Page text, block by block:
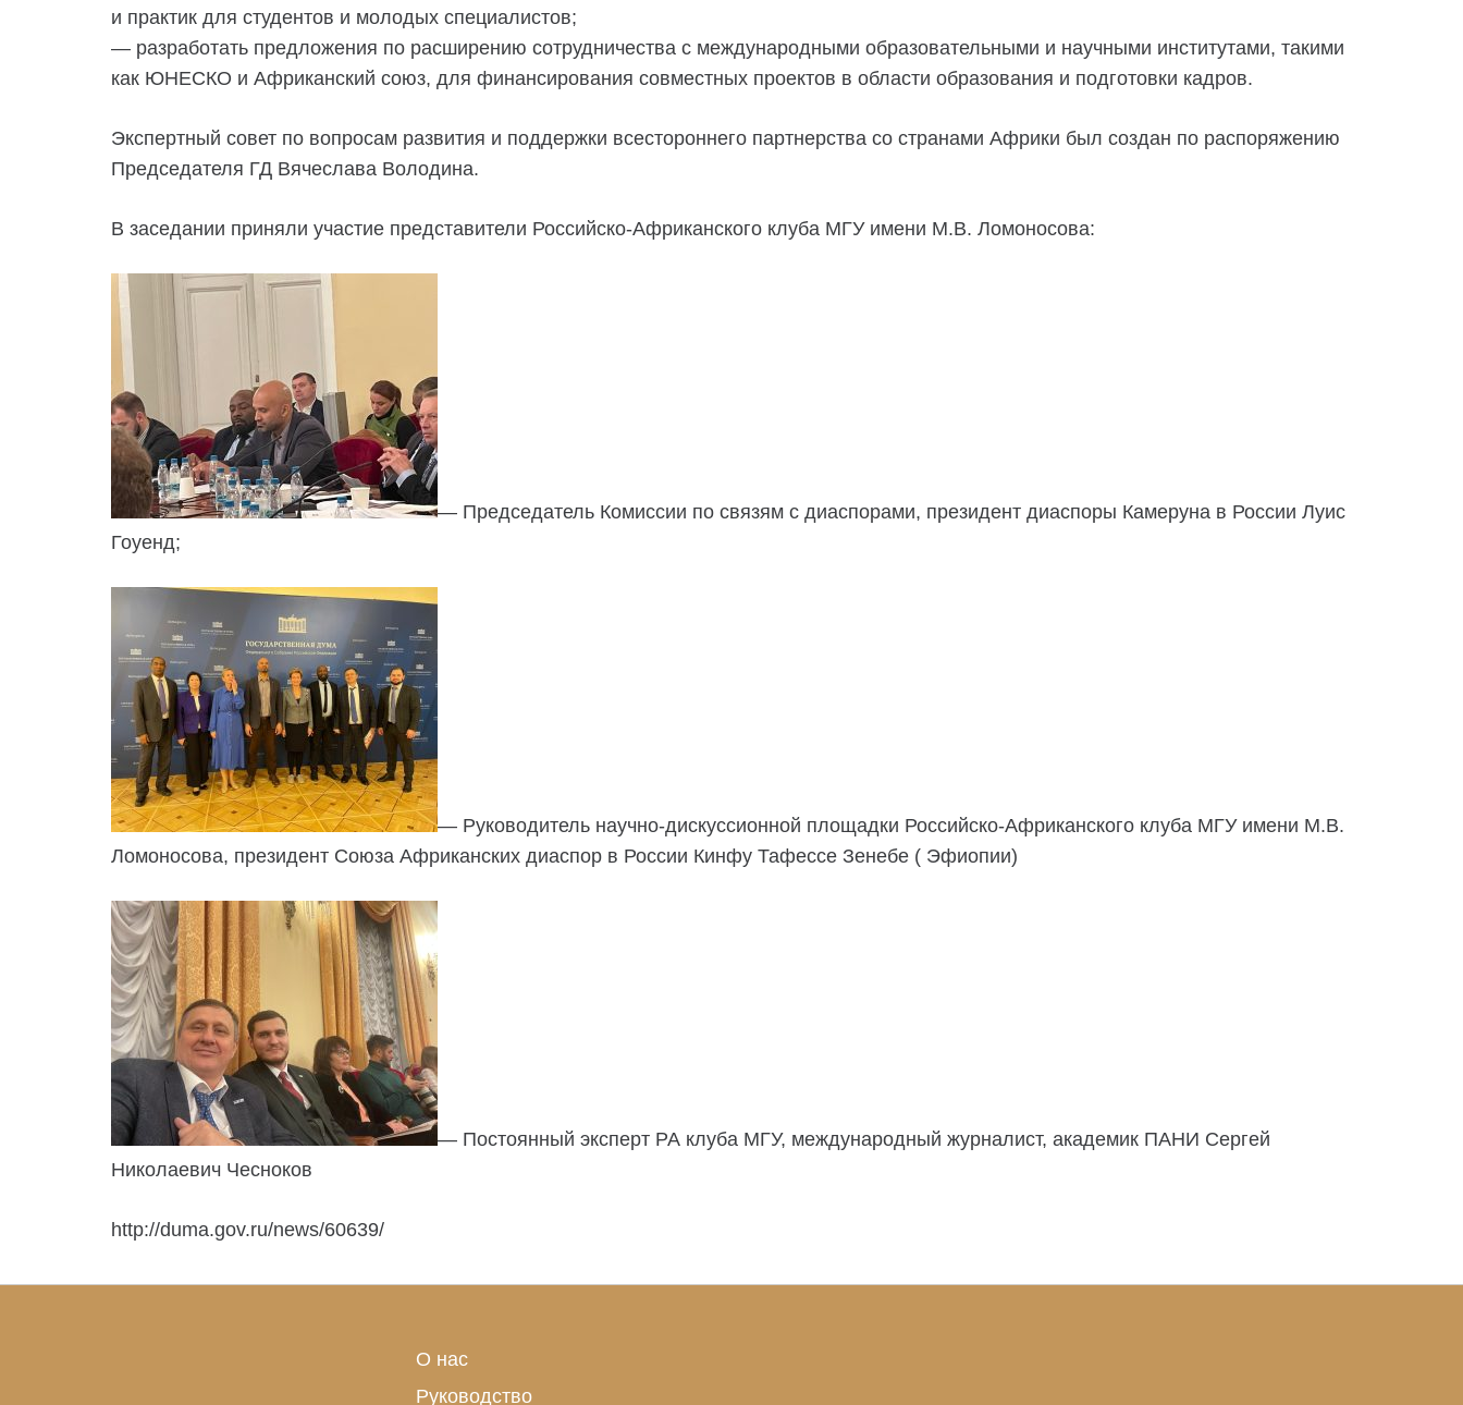
и практик для студентов и молодых специалистов;
— разработать предложения по расширению сотрудничества с международными образовательными и научными институтами, такими
как ЮНЕСКО и Африканский союз, для финансирования совместных проектов в области образования и подготовки кадров.
Экспертный совет по вопросам развития и поддержки всестороннего партнерства со странами Африки был создан по распоряжению
Председателя ГД Вячеслава Володина.
В заседании приняли участие представители Российско-Африканского клуба МГУ имени М.В. Ломоносова:
— Председатель Комиссии по связям с диаспорами, президент диаспоры Камеруна в России Луис
Гоуенд;
— Руководитель научно-дискуссионной площадки Российско-Африканского клуба МГУ имени М.В.
Ломоносова, президент Союза Африканских диаспор в России Кинфу Тафессе Зенебе ( Эфиопии)
— Постоянный эксперт РА клуба МГУ, международный журналист, академик ПАНИ Сергей
Николаевич Чесноков
http://duma.gov.ru/news/60639/
О нас
Руководство